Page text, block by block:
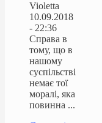
Violetta
10.09.2018
- 22:36
Справа в
тому, що в
нашому
суспільстві
немає тої
моралі, яка
повинна ...